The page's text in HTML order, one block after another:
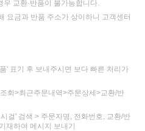
교환·반품이 불가능합니다.
요금과 반품 주소가 상이하니 고객센터
' 표기 후 보내주시면 보다 빠른 처리가
회>최근주문내역>주문상세>교환/반
걸' 검색 > 주문자명, 전화번호, 교환/반
재하여 메시지 보내기